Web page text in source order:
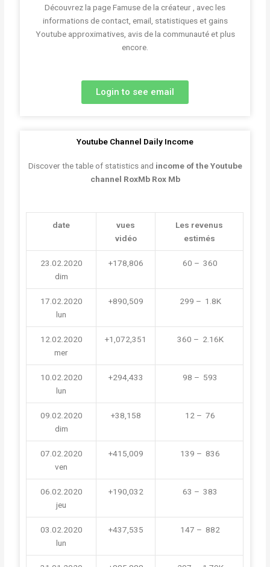
Découvrez la page Famuse de la créateur , avec les
informations de contact, email, statistiques et gains
Youtube approximatives, avis de la communauté et plus
encore.
Login to see email
Youtube Channel Daily Income
Discover the table of statistics and income of the Youtube
channel RoxMb Rox Mb
date
vues
vidéo
Les revenus
estimés
23.02.2020
dim
+178,806  60 –  360
17.02.2020
lun
+890,509  299 –  1.8K
12.02.2020
mer
+1,072,351  360 –  2.16K
10.02.2020
lun
+294,433  98 –  593
09.02.2020
dim
+38,158  12 –  76
07.02.2020
ven
+415,009  139 –  836
06.02.2020
jeu
+190,032  63 –  383
03.02.2020
lun
+437,535  147 –  882